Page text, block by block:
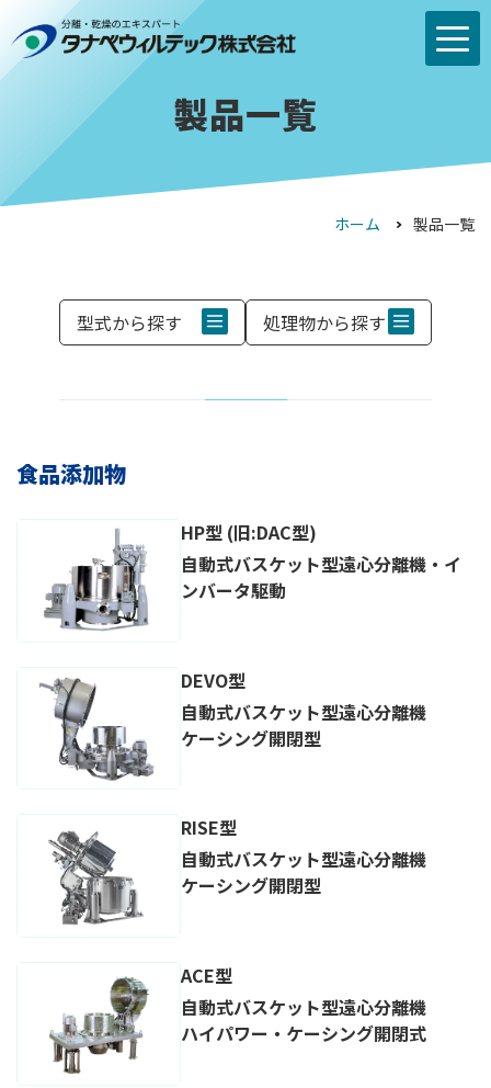
製品一覧
ホーム 製品一覧
型式から探す 処理物から探す
食品添加物
HP型 (旧:DAC型)
自動式バスケット型遠心分離機・イ
ンバータ駆動
DEVO型
自動式バスケット型遠心分離機
ケーシング開閉型
RISE型
自動式バスケット型遠心分離機
ケーシング開閉型
ACE型
自動式バスケット型遠心分離機
ハイパワー・ケーシング開閉式